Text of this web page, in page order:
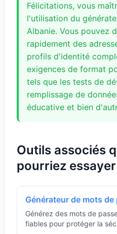
Félicitations, vous
l'utilisation du
Albanie. Vous pouvez
rapidement des
profils d'identité
exigences de format
tels que les tests de
remplissage de
éducative et bien
Outils associés
pourriez essayer
Générateur de mots
Générez des mots de
fiables pour protéger la